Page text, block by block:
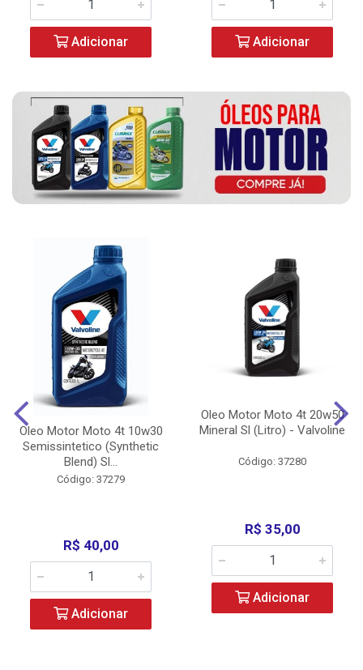
Adicionar Adicionar
Oleo Motor Moto 4t 10w30
Semissintetico (Synthetic
Blend) Sl...
Código: 37279
R$ 40,00
Adicionar
Oleo Motor Moto 4t 20w50
Mineral Sl (Litro) - Valvoline
Código: 37280
R$ 35,00
Adicionar